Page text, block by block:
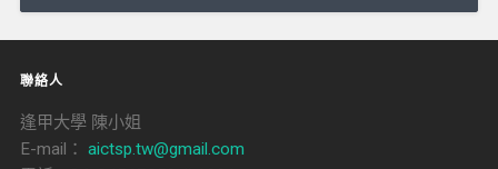
聯絡人
逢甲大學 陳小姐
E-mail： aictsp.tw@gmail.com